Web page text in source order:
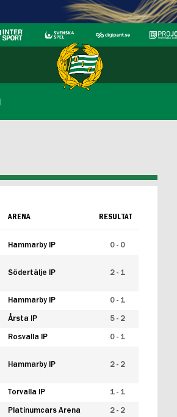
ARENA RESULTAT
Hammarby IP 0 - 0
Södertälje IP 2 - 1
Hammarby IP 0 - 1
Årsta IP 5 - 2
Rosvalla IP 0 - 1
Hammarby IP 2 - 2
Torvalla IP 1 - 1
Platinumcars Arena 2 - 2